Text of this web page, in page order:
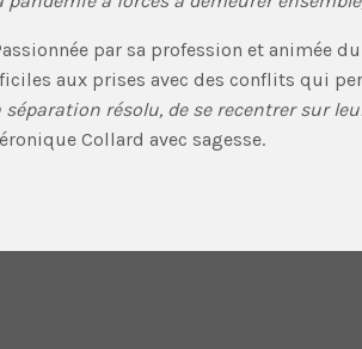
par sa profession et animée
aux prises avec des conflits qui
résolu, de se recentrer sur
Collard avec sagesse.